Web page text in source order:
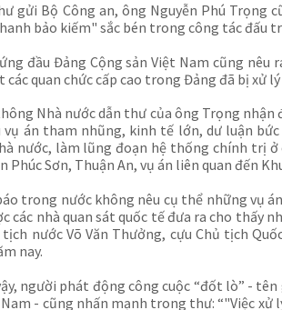
gửi Bộ Công an, ông Nguyễn Phú Trọng
bảo kiếm" sắc bén trong công tác đấu
đầu Đảng Cộng sản Việt Nam cũng
quan chức cấp cao trong Đảng đã bị xử
Nhà nước dẫn thư của ông Trọng
vụ án tham nhũng, kinh tế lớn, dư luận bức
nước, làm lũng đoạn hệ thống chính trị
Phúc Sơn, Thuận An, vụ án liên quan đến
trong nước không nêu cụ thể những vụ
các nhà quan sát quốc tế đưa ra cho thấy
tịch nước Võ Văn Thưởng, cựu Chủ tịch
nay.
người phát động công cuộc “đốt lò” -
- cũng nhấn mạnh trong thư: “"Việc xử